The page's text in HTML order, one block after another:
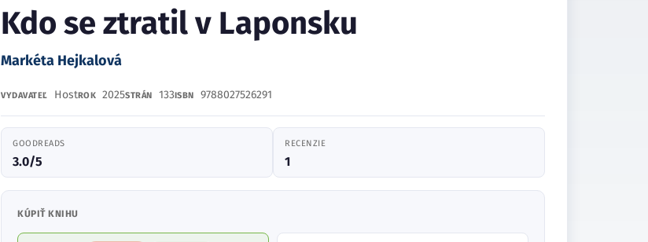
Kdo se ztratil v Laponsku
Markéta Hejkalová
VYDAVATEĽ HostROK 2025STRÁN 133ISBN 9788027526291
GOODREADS
3.0/5
RECENZIE
1
KÚPIŤ KNIHU